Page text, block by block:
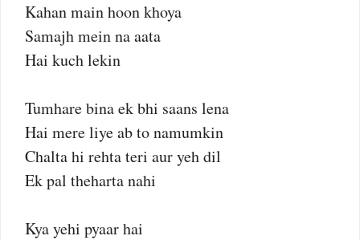
Kahan main hoon khoya
Samajh mein na aata
Hai kuch lekin
Tumhare bina ek bhi saans lena
Hai mere liye ab to namumkin
Chalta hi rehta teri aur yeh dil
Ek pal theharta nahi
Kya yehi pyaar hai